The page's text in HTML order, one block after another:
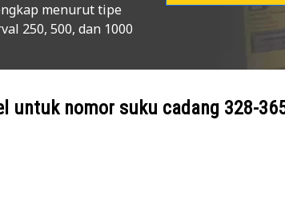
menurut tipe
250, 500, dan 1000
untuk nomor suku cadang 328-